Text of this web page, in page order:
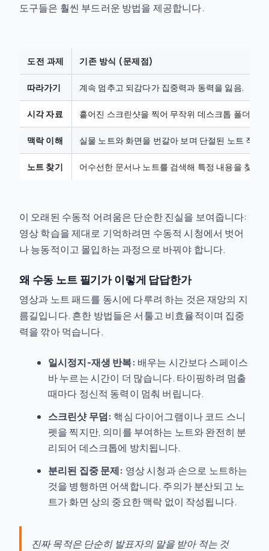
도구들은 훨씬 부드러운 방법을 제공합니다.
도전 과제 기존 방식 (문제점)
따라가기 계속 멈추고 되감다가 집중력과 동력을 잃음.
시각 자료 흩어진 스크린샷을 찍어 무작위 데스크톱 폴더에
맥락 이해 실물 노트와 화면을 번갈아 보며 단절된 노트 작성.
노트 찾기 어수선한 문서나 노트를 검색해 특정 내용을 찾음.
이 오래된 수동적 어려움은 단순한 진실을 보여줍니다:
영상 학습을 제대로 기억하려면 수동적 시청에서 벗어
나 능동적이고 몰입하는 과정으로 바꿔야 합니다.
왜 수동 노트 필기가 이렇게 답답한가
영상과 노트 패드를 동시에 다루려 하는 것은 재앙의 지
름길입니다. 흔한 방법들은 서툴고 비효율적이며 집중
력을 깎아 먹습니다.
일시정지-재생 반복: 배우는 시간보다 스페이스
바 누르는 시간이 더 많습니다. 타이핑하려 멈출
때마다 정신적 동력이 멈춰 버립니다.
스크린샷 무덤: 핵심 다이어그램이나 코드 스니
펫을 찍지만, 의미를 부여하는 노트와 완전히 분
리되어 데스크톱에 방치됩니다.
분리된 집중 문제: 영상 시청과 손으로 노트하는
것을 병행하면 어색합니다. 주의가 분산되고 노
트가 화면 상의 중요한 맥락 없이 작성됩니다.
진짜 목적은 단순히 발표자의 말을 받아 적는 것